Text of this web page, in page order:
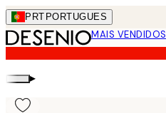
Skip
to
main
content.
PRT PORTUGUES
MAIS VENDIDOS
▸